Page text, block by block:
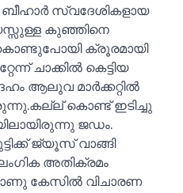
സ്വദേശികളായ
കുഞ്ഞിനെ
ക്രൂരമായി
ചാക്കിൽ കെട്ടിയ
ആലുവ മാർക്കറ്റിൽ
കൊണ്ട് ഇടിച്ചു
ജഡം.
ജ്യൂസ് വാങ്ങി
അതിക്രമം
കേസിൽ വിചാരണ